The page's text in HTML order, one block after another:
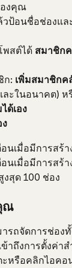
งคุณ
วป้อนชื่อช่องแล
พสต์ได้ สมาชิก
ก: เพิ่มสมาชิกค
ละในอนาคต) ห
ด้เอง
นเมื่อมีการสร้
นเมื่อมีการสร้
สุด 100 ช่อง
ณ
รถจัดการช่อง
าถึงการตั้งค่า
หรือคลิกไอคอ